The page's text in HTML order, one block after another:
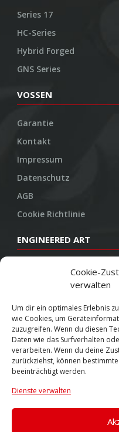
Cookie-
verwalten
Um dir ein optimales Erlebnis
wie Cookies, um
zuzugreifen. Wenn du diesen
Daten wie das Surfverhalten
verarbeiten. Wenn du deine
zurückziehst, können
beeinträchtigt werden.
Dienste verwalten
Series 17
HC-Series
Hybrid Forged
GNS Series
VOSSEN
Garantie
Kontakt
Impressum
Datenschutz
AGB
Cookie Richtlinie
ENGINEERED ART
Konstruktion
Herstellung
Endbearbeitung
SOCIAL
Youtube
Twitter